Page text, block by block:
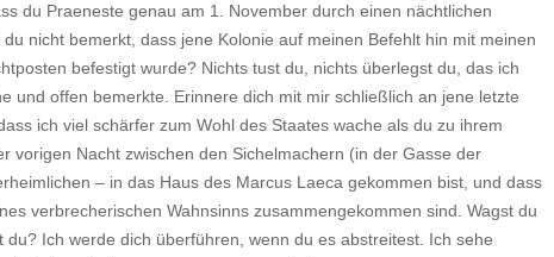
du Praeneste genau am 1. November durch einen nächtlichen
nicht bemerkt, dass jene Kolonie auf meinen Befehlt hin mit meinen
befestigt wurde? Nichts tust du, nichts überlegst du, das ich
und offen bemerkte. Erinnere dich mit mir schließlich an jene letzte
ich viel schärfer zum Wohl des Staates wache als du zu ihrem
vorigen Nacht zwischen den Sichelmachern (in der Gasse der
– in das Haus des Marcus Laeca gekommen bist, und dass
verbrecherischen Wahnsinns zusammengekommen sind. Wagst du
du? Ich werde dich überführen, wenn du es abstreitest. Ich sehe